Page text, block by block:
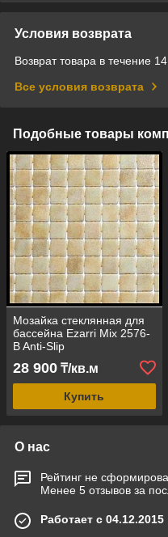
Условия возврата
Возврат товара в течение
Все условия возврата
Подобные товары
Мозайка стеклянная для
бассейна Ezarri Mix 2576-
B Anti-Slip
(противоскользящая, Mix
Beige, слоновая кость)
28 900 ₸/кв.м
Купить
О нас
Рейтинг не
Менее 5 отзывов за
Работает с 04.12.2015